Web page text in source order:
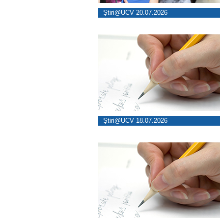
Știri@UCV 20.07.2026
Știri@UCV 18.07.2026